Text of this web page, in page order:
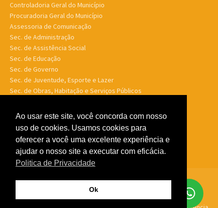
Controladoria Geral do Município
Procuradoria Geral do Município
Assessoria de Comunicação
Sec. de Administração
Sec. de Assistência Social
Sec. de Educação
Sec. de Governo
Sec. de Juventude, Esporte e Lazer
Sec. de Obras, Habitação e Serviços Públicos
Sec. de Saúde
Sec. de Turismo
Sec. de Meio Ambiente, Desenv. Agrário, Aquicultura e Pesca
Politica de
Ao usar este site, você concorda com nosso
uso de cookies. Usamos cookies para
oferecer a você uma excelente experiência e
ajudar o nosso site a executar com eficácia.
Politica de Privacidade
Ok